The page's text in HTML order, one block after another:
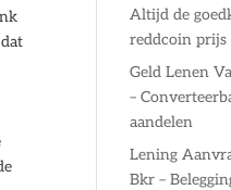
Altijd de
reddcoin prijs
Geld Lenen
–
aandelen
Lening
Bkr –